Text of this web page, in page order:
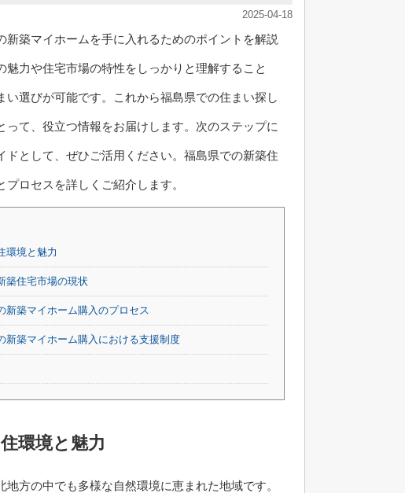
2025-04-18
新築マイホームを手に入れるためのポイントを解説
魅力や住宅市場の特性をしっかりと理解すること
い選びが可能です。これから福島県での住まい探し
って、役立つ情報をお届けします。次のステップに
ドとして、ぜひご活用ください。福島県での新築住
プロセスを詳しくご紹介します。
環境と魅力
築住宅市場の現状
新築マイホーム購入のプロセス
新築マイホーム購入における支援制度
環境と魅力
地方の中でも多様な自然環境に恵まれた地域です。